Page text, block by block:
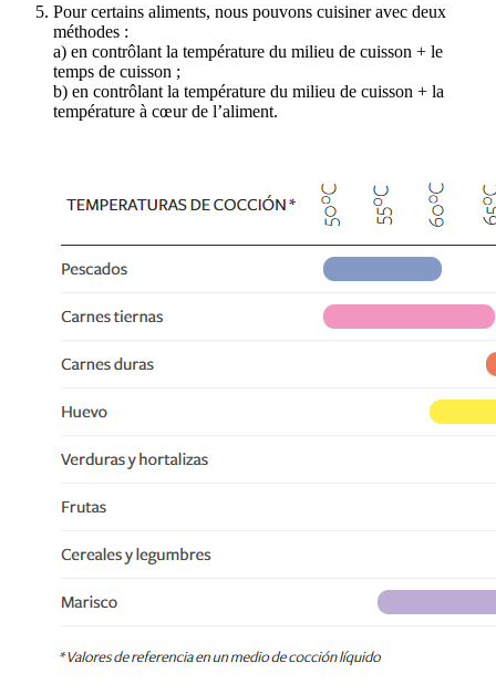
Pour certains aliments, nous pouvons cuisiner avec deux
méthodes :
a) en contrôlant la température du milieu de cuisson + le
temps de cuisson ;
b) en contrôlant la température du milieu de cuisson + la
température à cœur de l’aliment.